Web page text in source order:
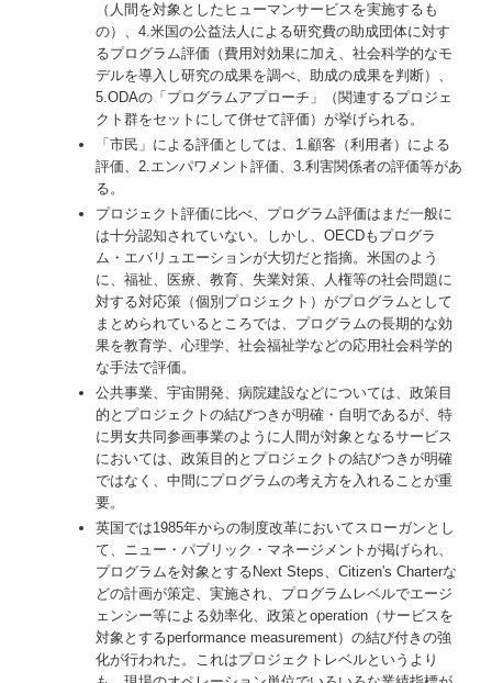
（人間を対象としたヒューマンサービスを実施するも
の）、4.米国の公益法人による研究費の助成団体に対す
るプログラム評価（費用対効果に加え、社会科学的なモ
デルを導入し研究の成果を調べ、助成の成果を判断）、
5.ODAの「プログラムアプローチ」（関連するプロジェ
クト群をセットにして併せて評価）が挙げられる。
「市民」による評価としては、1.顧客（利用者）による
評価、2.エンパワメント評価、3.利害関係者の評価等があ
る。
プロジェクト評価に比べ、プログラム評価はまだ一般に
は十分認知されていない。しかし、OECDもプログラ
ム・エバリュエーションが大切だと指摘。米国のよう
に、福祉、医療、教育、失業対策、人権等の社会問題に
対する対応策（個別プロジェクト）がプログラムとして
まとめられているところでは、プログラムの長期的な効
果を教育学、心理学、社会福祉学などの応用社会科学的
な手法で評価。
公共事業、宇宙開発、病院建設などについては、政策目
的とプロジェクトの結びつきが明確・自明であるが、特
に男女共同参画事業のように人間が対象となるサービス
においては、政策目的とプロジェクトの結びつきが明確
ではなく、中間にプログラムの考え方を入れることが重
要。
英国では1985年からの制度改革においてスローガンとし
て、ニュー・パブリック・マネージメントが掲げられ、
プログラムを対象とするNext Steps、Citizen's Charterな
どの計画が策定、実施され、プログラムレベルでエージ
ェンシー等による効率化、政策とoperation（サービスを
対象とするperformance measurement）の結び付きの強
化が行われた。これはプロジェクトレベルというより